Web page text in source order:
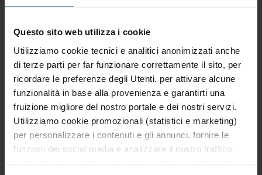
Questo sito web utilizza i cookie
Utilizziamo cookie tecnici e analitici anonimizzati anche
di terze parti per far funzionare correttamente il sito, per
ricordare le preferenze degli Utenti. per attivare alcune
funzionalità in base alla provenienza e garantirti una
fruizione migliore del nostro portale e dei nostri servizi.
Utilizziamo cookie promozionali (statistici e marketing)
per personalizzare i contenuti e gli annunci, fornire le
funzioni dei social media e analizzare il nostro traffico.
Desideri maggiori
Informazioni sul corso?
Guarda subito lalezione demo
gratuitae ilprogramma dettagliato
del corso.